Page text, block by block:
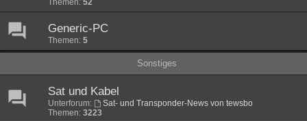
Themen: 52
Generic-PC
Themen: 5
Sonstiges
Sat und Kabel
Unterforum:
Sat- und Transponder-News von tewsbo
Themen: 3223